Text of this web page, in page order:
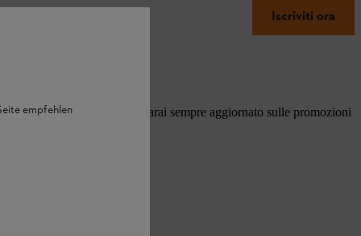
Iscriviti ora
nostri efficienti prodotti, sarai sempre aggiornato sulle promozioni
empfehlen